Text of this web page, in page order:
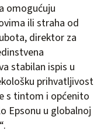
omogućuju
ili straha od
direktor za
stabilan ispis u
prihvatljivost
s tintom i općenito
Epsonu u globalnoj